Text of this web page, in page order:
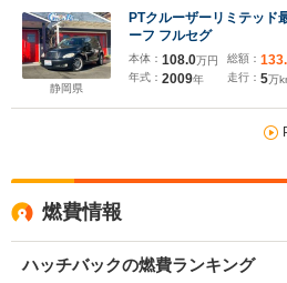
静岡県
PTクルーザーリミテッド
ーフ フルセグ
本体： 108.0万円
年式： 2009年
総額：
走行： 5万
燃費情報
ハッチバックの燃費ランキング